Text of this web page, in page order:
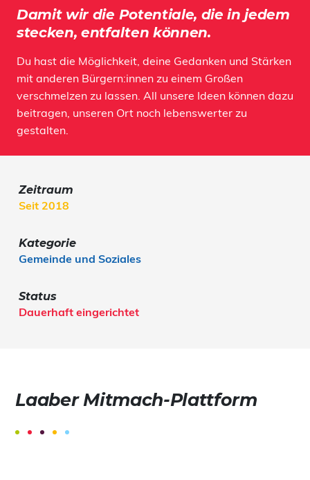
Damit wir die Potentiale, die in jedem
stecken, entfalten können.
Du hast die Möglichkeit, deine Gedanken und Stärken
mit anderen Bürgern:innen zu einem Großen
verschmelzen zu lassen. All unsere Ideen können dazu
beitragen, unseren Ort noch lebenswerter zu
gestalten.
Zeitraum
Seit 2018
Kategorie
Gemeinde und Soziales
Status
Dauerhaft eingerichtet
Laaber Mitmach-Plattform